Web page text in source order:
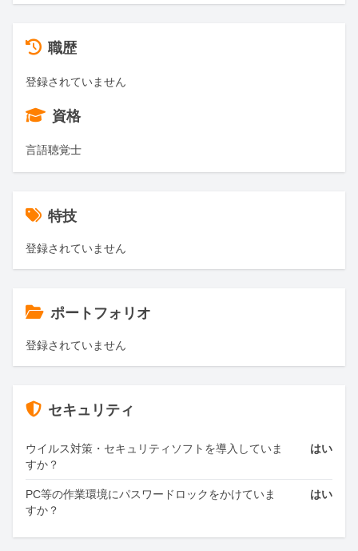
職歴
登録されていません
資格
言語聴覚士
特技
登録されていません
ポートフォリオ
登録されていません
セキュリティ
ウイルス対策・セキュリティソフトを導入していま
すか？
はい
PC等の作業環境にパスワードロックをかけていま
すか？
はい